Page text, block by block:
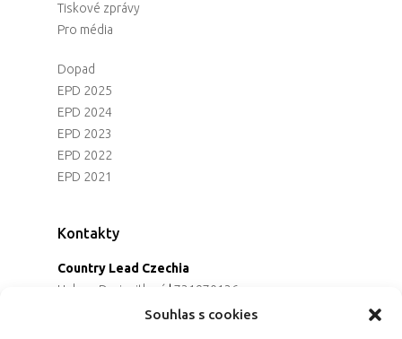
Souhlas s cookies
Tiskové zprávy
Pro média
Dopad
EPD 2025
EPD 2024
EPD 2023
EPD 2022
EPD 2021
Kontakty
Country Lead Czechia
Helena Dreiseitlová | 731970136
Koordinátorka projektu